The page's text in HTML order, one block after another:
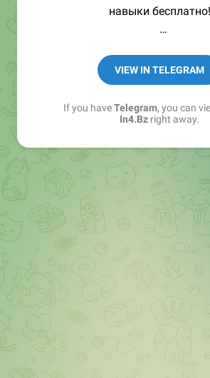
навыки бесплатно!
➖ in4.bz/
➖ https://t.me/
➖ twitter.com/bz_in4
➖ https://t.me/
VIEW IN TELEGRAM
If you haveTelegram, you can
In4.Bz right away.